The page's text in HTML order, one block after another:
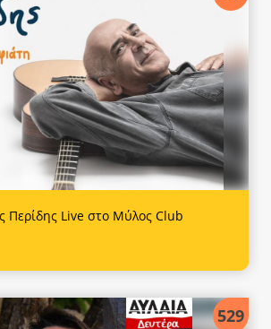
Περίδης Live στο Μύλος Club
529